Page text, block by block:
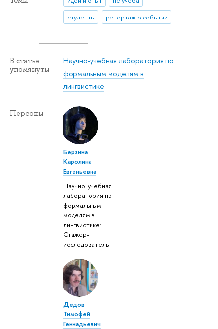
студенты
репортаж о событии
В статье
упомянуты
Научно-учебная лаборатория по
формальным моделям в
лингвистике
Персоны
Берзина
Каролина
Евгеньевна
Научно-учебная
лаборатория по
формальным
моделям в
лингвистике:
Стажер-
исследователь
Дедов
Тимофей
Геннадьевич